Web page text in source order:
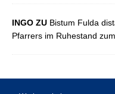
INGO ZU Bistum Fulda
Pfarrers im Ruhestand